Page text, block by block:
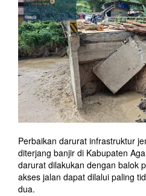
Perbaikan darurat infrastruktur
diterjang banjir di Kabupaten
darurat dilakukan dengan balok
akses jalan dapat dilalui paling
dua.